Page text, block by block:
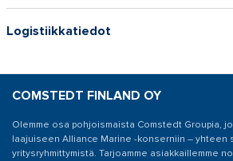
Logistiikkatiedot
COMSTEDT FINLAND OY
Olemme osa pohjoismaista Comstedt Groupia,
laajuiseen Alliance Marine -konserniin – yhteen
yritysryhmittymistä. Tarjoamme asiakkaillemme